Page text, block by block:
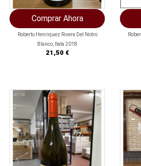
Comprar Ahora
Roberto Henriquez Rivera Del Notro
Blanco, Itata 2018
Precio
21,50 €